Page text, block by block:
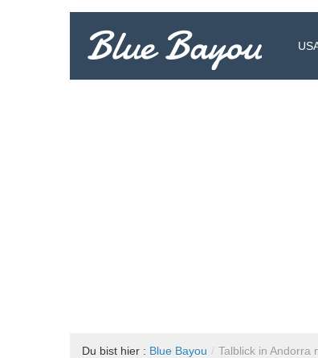
Blue Bayou
Du bist hier : Blue Bayou / Talblick in Andorra